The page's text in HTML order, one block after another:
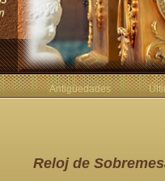
Antigüedades
Reloj de